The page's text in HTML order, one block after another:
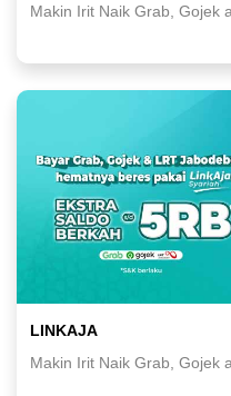
Makin Irit Naik Grab, Gojek
LINKAJA
Makin Irit Naik Grab, Gojek